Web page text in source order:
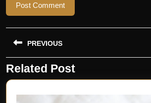
Beitragsnavigation
PREVIOUS
Previous
post:
post:
Related Post